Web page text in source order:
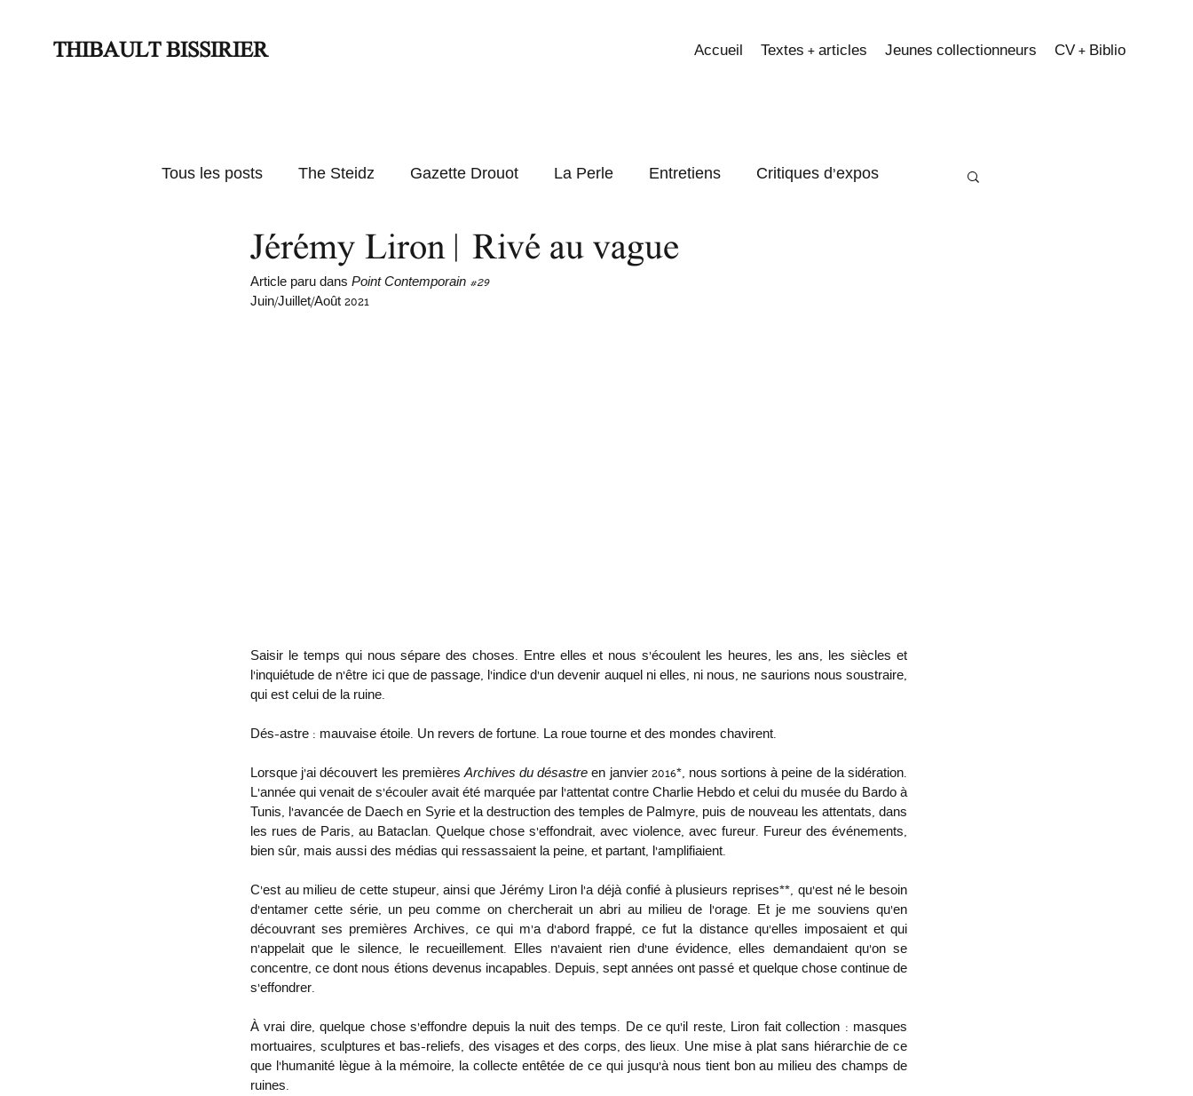
THIBAULT BISSIRIER Accueil Textes + articles Jeunes collectionneurs CV + Biblio
Tous les posts The Steidz Gazette Drouot La Perle Entretiens Critiques d'expos
Textes d'expos Focus
Jérémy Liron | Rivé au vague
Article paru dans Point Contemporain #29
Juin/Juillet/Août 2021
Saisir le temps qui nous sépare des choses. Entre elles et nous s’écoulent les heures, les ans, les siècles et
l’inquiétude de n’être ici que de passage, l’indice d’un devenir auquel ni elles, ni nous, ne saurions nous soustraire,
qui est celui de la ruine.
Dés-astre : mauvaise étoile. Un revers de fortune. La roue tourne et des mondes chavirent.
Lorsque j’ai découvert les premières Archives du désastre en janvier 2016*, nous sortions à peine de la sidération.
L’année qui venait de s’écouler avait été marquée par l’attentat contre Charlie Hebdo et celui du musée du Bardo à
Tunis, l’avancée de Daech en Syrie et la destruction des temples de Palmyre, puis de nouveau les attentats, dans
les rues de Paris, au Bataclan. Quelque chose s’effondrait, avec violence, avec fureur. Fureur des événements,
bien sûr, mais aussi des médias qui ressassaient la peine, et partant, l’amplifiaient.
C’est au milieu de cette stupeur, ainsi que Jérémy Liron l’a déjà confié à plusieurs reprises**, qu’est né le besoin
d’entamer cette série, un peu comme on chercherait un abri au milieu de l’orage. Et je me souviens qu’en
découvrant ses premières Archives, ce qui m’a d’abord frappé, ce fut la distance qu’elles imposaient et qui
n’appelait que le silence, le recueillement. Elles n’avaient rien d’une évidence, elles demandaient qu’on se
concentre, ce dont nous étions devenus incapables. Depuis, sept années ont passé et quelque chose continue de
s’effondrer.
À vrai dire, quelque chose s’effondre depuis la nuit des temps. De ce qu’il reste, Liron fait collection : masques
mortuaires, sculptures et bas-reliefs, des visages et des corps, des lieux. Une mise à plat sans hiérarchie de ce
que l’humanité lègue à la mémoire, la collecte entêtée de ce qui jusqu’à nous tient bon au milieu des champs de
ruines.